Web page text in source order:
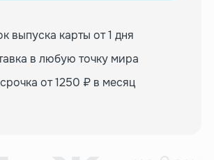
выпуска карты от 1 дня
в любую точку мира
от 1250 ₽ в месяц